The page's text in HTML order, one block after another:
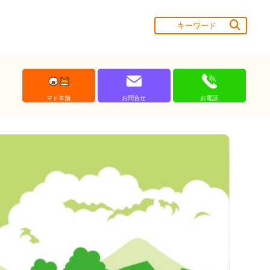
マド本舗 お問合せ お電話